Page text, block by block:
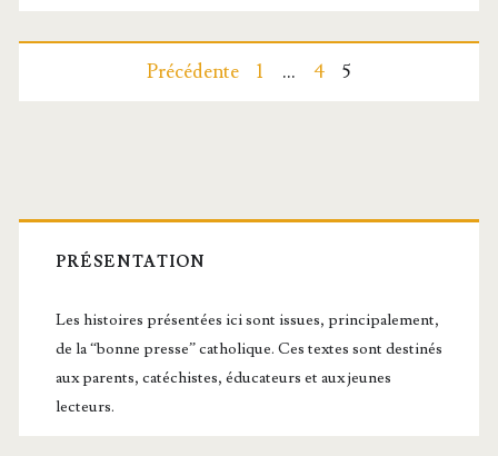
Pagination
publications
Précédente 1 … 4 5
Barre
latérale
principale
PRÉSENTATION
Les histoires présentées ici sont issues, principalement,
de la “bonne presse” catholique. Ces textes sont destinés
aux parents, catéchistes, éducateurs et aux jeunes
lecteurs.